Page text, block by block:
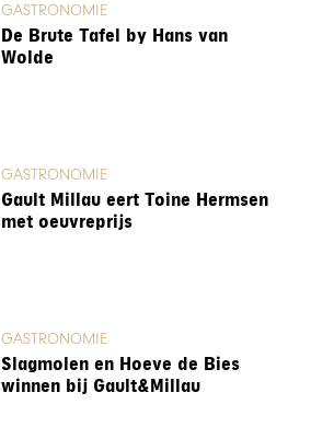
GASTRONOMIE
De Brute Tafel by Hans van
Wolde
GASTRONOMIE
Gault Millau eert Toine Hermsen
met oeuvreprijs
GASTRONOMIE
Slagmolen en Hoeve de Bies
winnen bij Gault&Millau